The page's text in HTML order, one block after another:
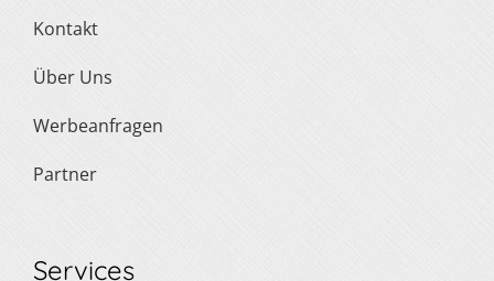
Kontakt
Über Uns
Werbeanfragen
Partner
Services